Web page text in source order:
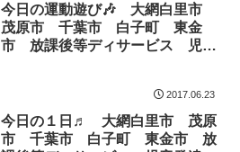
今日の運動遊び🎶 大網白里市
茂原市 千葉市 白子町 東金
市 放課後等ディサービス 児童
2017.06.23
今日の１日♬ 大網白里市 茂原
市 千葉市 白子町 東金市 放